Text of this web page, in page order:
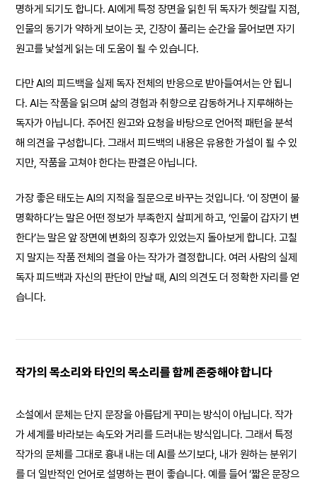
명하게 되기도 합니다. AI에게 특정 장면을 읽힌 뒤 독자가 헷갈릴 지점,
인물의 동기가 약하게 보이는 곳, 긴장이 풀리는 순간을 물어보면 자기
원고를 낯설게 읽는 데 도움이 될 수 있습니다.
다만 AI의 피드백을 실제 독자 전체의 반응으로 받아들여서는 안 됩니
다. AI는 작품을 읽으며 삶의 경험과 취향으로 감동하거나 지루해하는
독자가 아닙니다. 주어진 원고와 요청을 바탕으로 언어적 패턴을 분석
해 의견을 구성합니다. 그래서 피드백의 내용은 유용한 가설이 될 수 있
지만, 작품을 고쳐야 한다는 판결은 아닙니다.
가장 좋은 태도는 AI의 지적을 질문으로 바꾸는 것입니다. ‘이 장면이 불
명확하다’는 말은 어떤 정보가 부족한지 살피게 하고, ‘인물이 갑자기 변
한다’는 말은 앞 장면에 변화의 징후가 있었는지 돌아보게 합니다. 고칠
지 말지는 작품 전체의 결을 아는 작가가 결정합니다. 여러 사람의 실제
독자 피드백과 자신의 판단이 만날 때, AI의 의견도 더 정확한 자리를 얻
습니다.
작가의 목소리와 타인의 목소리를 함께 존중해야 합니다
소설에서 문체는 단지 문장을 아름답게 꾸미는 방식이 아닙니다. 작가
가 세계를 바라보는 속도와 거리를 드러내는 방식입니다. 그래서 특정
작가의 문체를 그대로 흉내 내는 데 AI를 쓰기보다, 내가 원하는 분위기
를 더 일반적인 언어로 설명하는 편이 좋습니다. 예를 들어 ‘짧은 문장으